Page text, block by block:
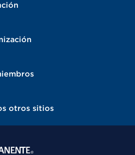
otros sitios